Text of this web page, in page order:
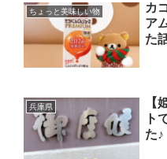
ちょっと美味しい物
カ
ア
た
兵庫県
【
ト
た♪